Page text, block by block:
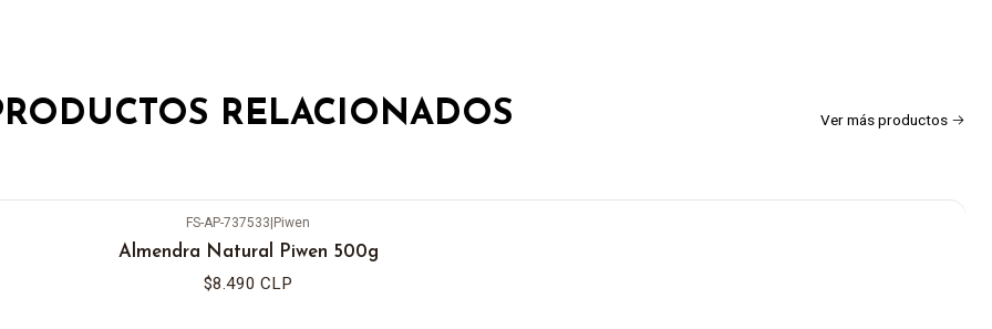
RELACIONADOS Ver más productos
FS-AP-737533|Piwen
Almendra Natural Piwen 500g
$8.490 CLP